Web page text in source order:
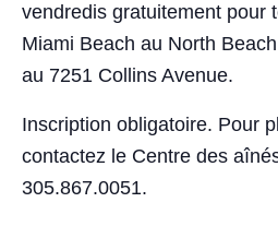
vendredis gratuitement pour
Miami Beach au North
au 7251 Collins Avenue.
Inscription obligatoire. Pour
contactez le Centre des
305.867.0051.